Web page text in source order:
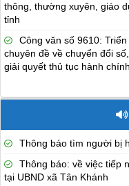
thông, thường xuyên, giáo
tỉnh
Công văn số 9610:
chuyên đề về chuyển đổi
giải quyết thủ tục hành
Thông báo tìm người bị
Thông báo: về việc tiếp
tại UBND xã Tân Khánh